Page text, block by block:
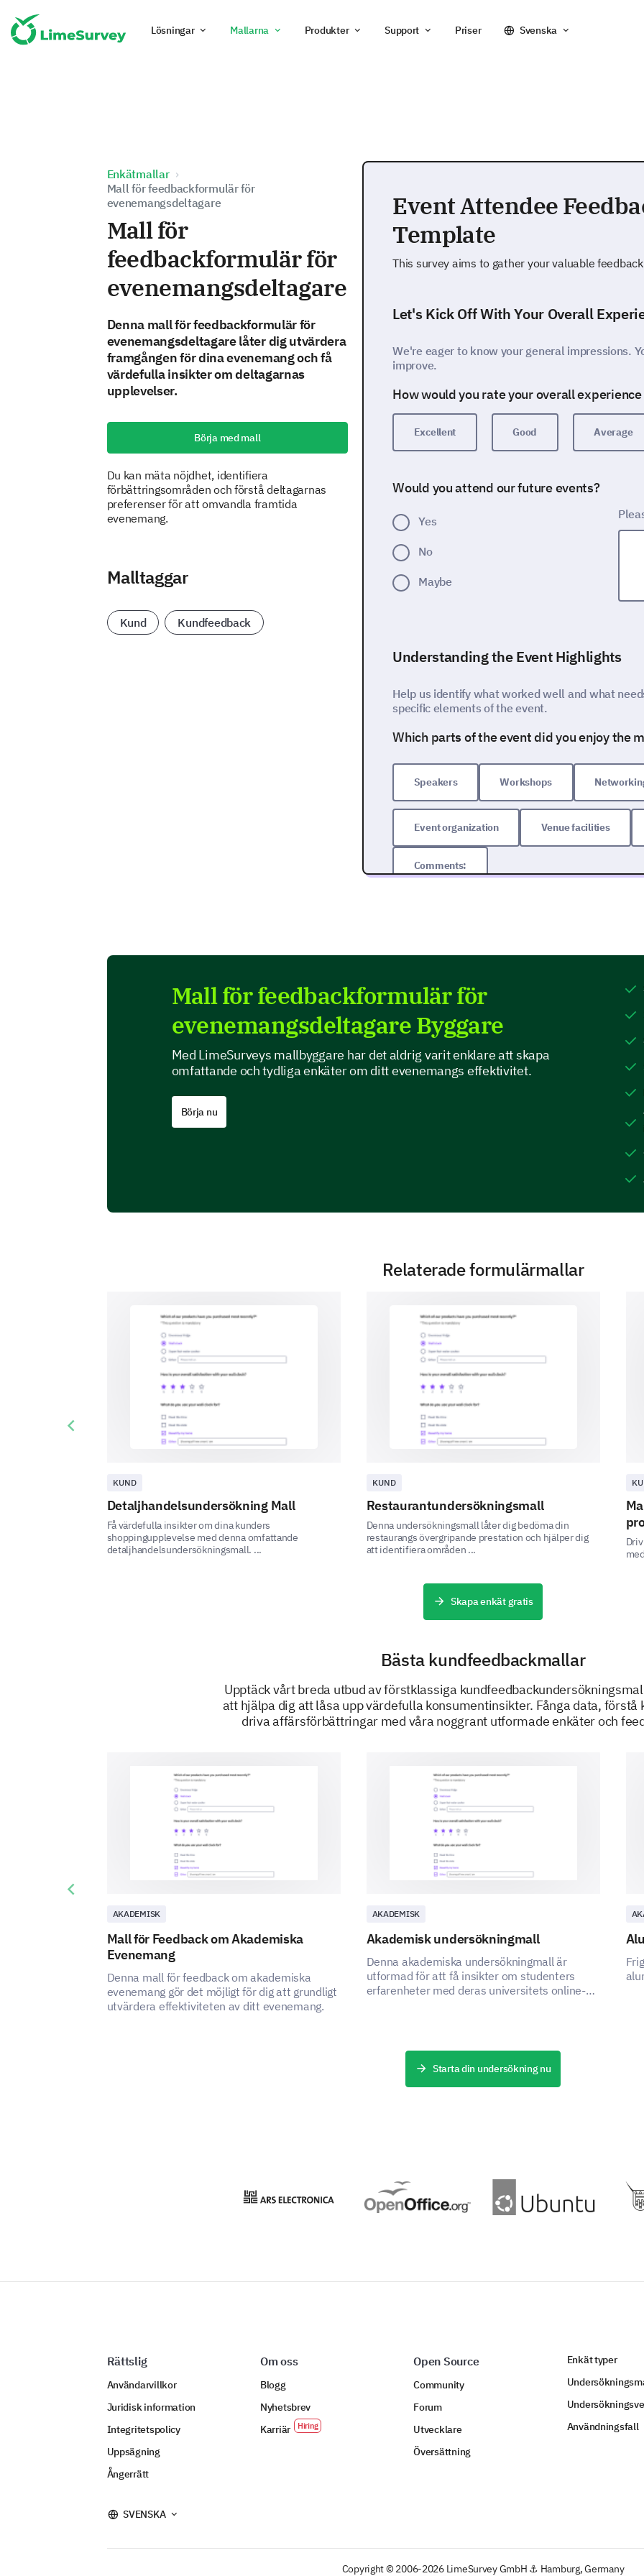
Lösningar Mallarna Produkter Support Priser Svenska
Enkätmallar
Mall för feedbackformulär för
evenemangsdeltagare
Mall för
feedbackformulär för
evenemangsdeltagare
Denna mall för feedbackformulär för
evenemangsdeltagare låter dig utvärdera
framgången för dina evenemang och få
värdefulla insikter om deltagarnas
upplevelser.
Börja med mall
Du kan mäta nöjdhet, identifiera
förbättringsområden och förstå deltagarnas
preferenser för att omvandla framtida
evenemang.
Malltaggar
Kund Kundfeedback
Event Attendee
Template
This survey aims to gather your valuable
Let's Kick Off With Your Overall
We're eager to know your general impressions.
improve.
How would you rate your overall
Excellent Good Average
Would you attend our future events?
Yes
No
Maybe
Understanding the Event Highlights
Help us identify what worked well and what
specific elements of the event.
Which parts of the event did you enjoy the
Speakers Workshops
Event organization Venue facilities
Comments:
What are your suggestions for improving
Please provide feedback on the following:
Final Reflections and Personal
Just a little bit more - your closing thoughts and
Is there a specific topic you would like to
Please share your age and years of industry
Industry
What is your gender?
Female Male
DRIVS AV
Mall för feedbackformulär för
evenemangsdeltagare Byggare
Med LimeSurveys mallbyggare har det aldrig varit enklare att skapa
omfattande och tydliga enkäter om ditt evenemangs effektivitet.
Börja nu
Relaterade formulärmallar
KUND
Detaljhandelsundersökning Mall
Få värdefulla insikter om dina kunders
shoppingupplevelse med denna omfattande
detaljhandelsundersökningsmall. ...
KUND
Restaurantundersökningsmall
Denna undersökningsmall låter dig bedöma din
restaurangs övergripande prestation och hjälper dig
att identifiera områden ...
Previous slide
Skapa enkät gratis
Bästa kundfeedbackmallar
Upptäck vårt breda utbud av förstklassiga
att hjälpa dig att låsa upp värdefulla konsumentinsikter. Fånga data, förstå
driva affärsförbättringar med våra noggrant utformade enkäter och
AKADEMISK
Mall för Feedback om Akademiska
Evenemang
Denna mall för feedback om akademiska
evenemang gör det möjligt för dig att grundligt
utvärdera effektiviteten av ditt evenemang.
AKADEMISK
Akademisk undersökningmall
Denna akademiska undersökningmall är
utformad för att få insikter om studenters
erfarenheter med deras universitets online-
Previous slide
Starta din undersökning nu
Rättslig
Användarvillkor
Juridisk information
Integritetspolicy
Uppsägning
Ångerrätt
Om oss
Blogg
Nyhetsbrev
Karriär
Open Source
Community
Forum
Utvecklare
Översättning
Enkät typer
Användningsfall
SVENSKA
Copyright © 2006-2026 LimeSurvey GmbH ⚓ Hamburg, Germany